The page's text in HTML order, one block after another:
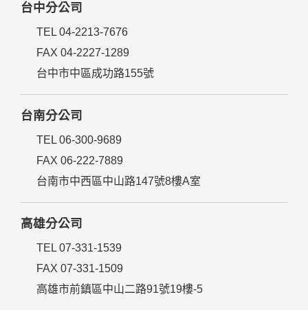
台中分公司
TEL 04-2213-7676
FAX 04-2227-1289
台中市中區成功路155號
台南分公司
TEL 06-300-9689
FAX 06-222-7889
台南市中西區中山路147號8樓A室
高雄分公司
TEL 07-331-1539
FAX 07-331-1509
高雄市前鎮區中山二路91號19樓-5